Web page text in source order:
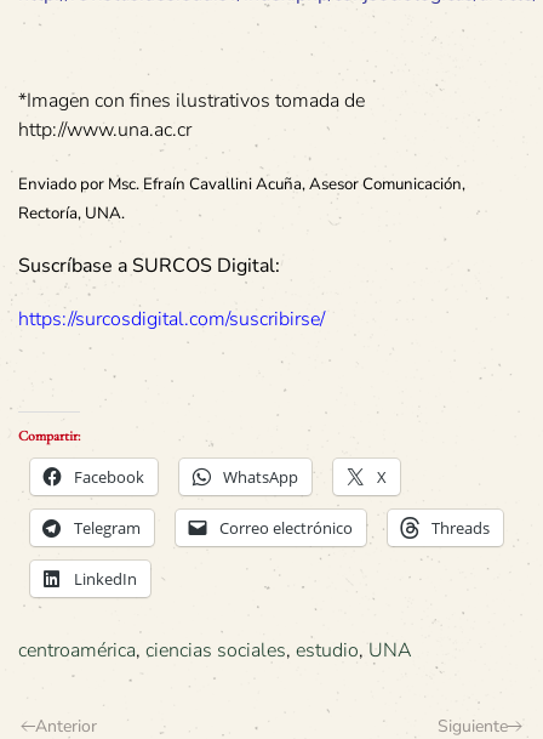
*Imagen con fines ilustrativos tomada de
http://www.una.ac.cr
Enviado por Msc. Efraín Cavallini Acuña, Asesor Comunicación,
Rectoría, UNA.
Suscríbase a SURCOS Digital:
https://surcosdigital.com/suscribirse/
Compartir:
Facebook WhatsApp X
Telegram Correo electrónico Threads
LinkedIn
centroamérica, ciencias sociales, estudio,UNA
Anterior Siguiente